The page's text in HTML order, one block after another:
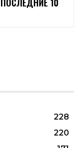
228
220